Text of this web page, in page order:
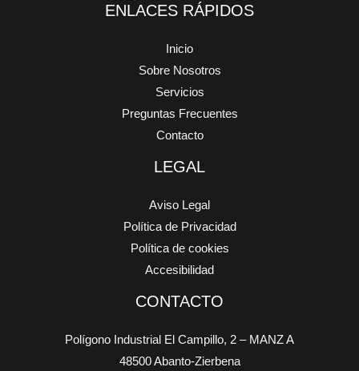
ENLACES RÁPIDOS
Inicio
Sobre Nosotros
Servicios
Preguntas Frecuentes
Contacto
LEGAL
Aviso Legal
Política de Privacidad
Política de cookies
Accesibilidad
CONTACTO
Polígono Industrial El Campillo, 2 – MANZ A
48500 Abanto-Zierbena